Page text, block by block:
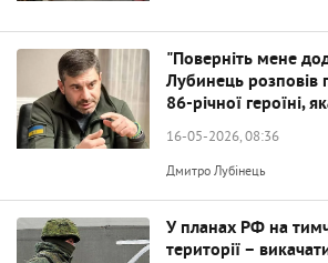
"Поверніть мене
Лубинець розповів
86-річної героїні,
16-05-2026, 08:36
Дмитро Лубінець
У планах РФ на
території –